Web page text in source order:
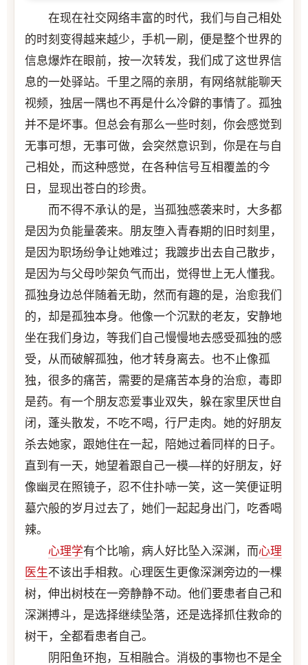
在现在社交网络丰富的时代，我们与自己相处
的时刻变得越来越少，手机一刷，便是整个世界的
信息爆炸在眼前，按一次转发，我们成了这世界信
息的一处驿站。千里之隔的亲朋，有网络就能聊天
视频，独居一隅也不再是什么冷僻的事情了。孤独
并不是坏事。但总会有那么一些时刻，你会感觉到
无事可想，无事可做，会突然意识到，你是在与自
己相处，而这种感觉，在各种信号互相覆盖的今
日，显现出苍白的珍贵。
而不得不承认的是，当孤独感袭来时，大多都
是因为负能量袭来。朋友堕入青春期的旧时刻里，
是因为职场纷争让她难过；我踱步出去自己散步，
是因为与父母吵架负气而出，觉得世上无人懂我。
孤独身边总伴随着无助，然而有趣的是，治愈我们
的，却是孤独本身。他像一个沉默的老友，安静地
坐在我们身边，等我们自己慢慢地去感受孤独的感
受，从而破解孤独，他才转身离去。也不止像孤
独，很多的痛苦，需要的是痛苦本身的治愈，毒即
是药。有一个朋友恋爱事业双失，躲在家里厌世自
闭，蓬头散发，不吃不喝，行尸走肉。她的好朋友
杀去她家，跟她住在一起，陪她过着同样的日子。
直到有一天，她望着跟自己一模―样的好朋友，好
像幽灵在照镜子，忍不住扑哧一笑，这一笑便证明
墓穴般的岁月过去了，她们一起起身出门，吃香喝
辣。
心理学有个比喻，病人好比坠入深渊，而心理
医生不该出手相救。心理医生更像深渊旁边的一棵
树，伸出树枝在一旁静静不动。他们要患者自己和
深渊搏斗，是选择继续坠落，还是选择抓住救命的
树干，全都看患者自己。
阴阳鱼环抱，互相融合。消极的事物也不是全